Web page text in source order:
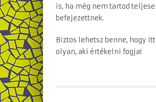
is, ha még nem tartod
befejezettnek.
Biztos lehetsz benne, hogy
olyan, aki értékelni fogja!